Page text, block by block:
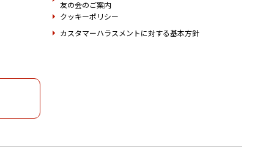
友の会のご案内
クッキーポリシー
カスタマーハラスメントに対する基本方針